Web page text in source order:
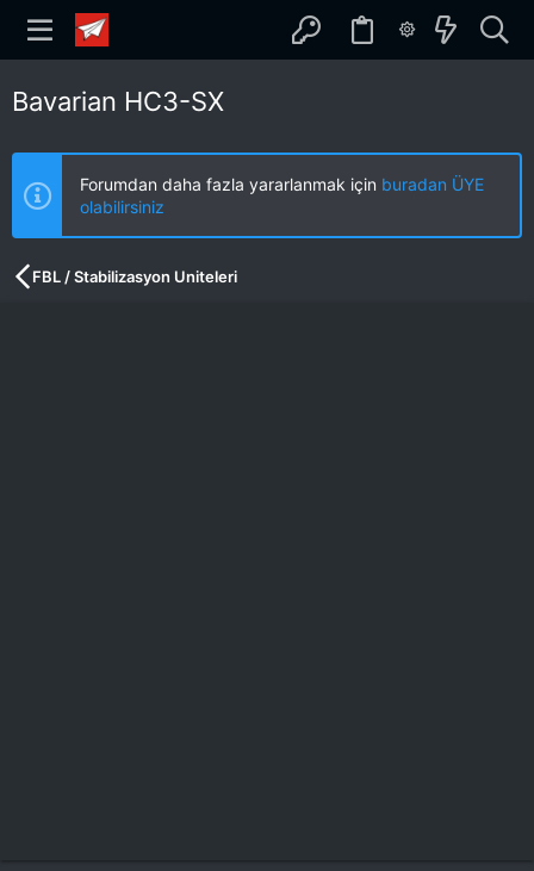
Bavarian HC3-SX
Forumdan daha fazla yararlanmak için buradan ÜYE
olabilirsiniz
FBL / Stabilizasyon Uniteleri